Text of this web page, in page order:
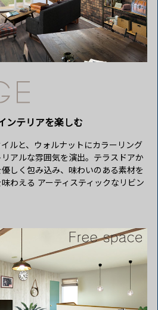
ンテリアを楽しむ
ルと、ウォルナットにカラーリング
アルな雰囲気を演出。テラスドアか
しく包み込み、味わいのある素材を
わえる アーティスティックなリビン